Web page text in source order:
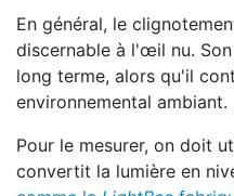
En général, le
discernable à l'œil nu.
long terme, alors qu'il
environnemental ambiant.
Pour le mesurer, on doit
convertit la lumière en